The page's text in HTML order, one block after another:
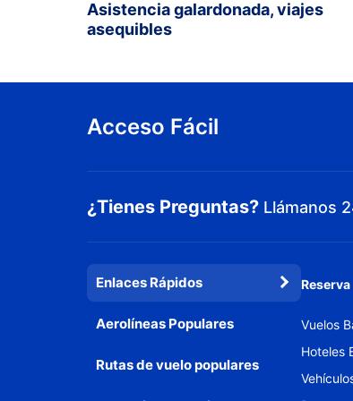
Asistencia galardonada, viajes
asequibles
Acceso Fácil
¿Tienes Preguntas? Llámanos
Enlaces Rápidos
Aerolíneas Populares
Rutas de vuelo populares
Reserva
Vuelos
Hoteles